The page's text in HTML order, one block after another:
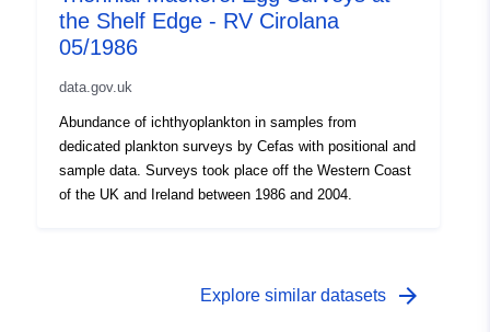
the Shelf Edge - RV Cirolana
05/1986
data.gov.uk
Abundance of ichthyoplankton in samples from
dedicated plankton surveys by Cefas with positional and
sample data. Surveys took place off the Western Coast
of the UK and Ireland between 1986 and 2004.
Explore similar datasets arrow_forward